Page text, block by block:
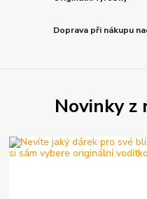
Doprava při nákupu
Novinky z